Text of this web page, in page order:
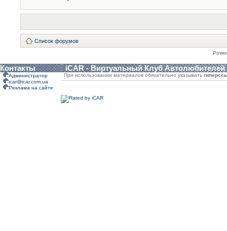
Список форумов
Контакты iCAR - Виртуальный Клуб Автолюбителей
Администратор
icar@icar.com.ua
Реклама на сайте
При использовании материалов обязательно указывать